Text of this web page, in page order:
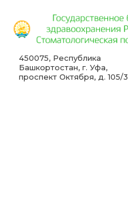
450075, Республика
Башкортостан, г. Уфа,
проспект Октября, д. 105/3